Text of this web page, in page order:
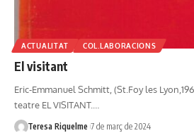
ACTUALITAT COL.LABORACIONS
El visitant
Eric-Emmanuel Schmitt, (St.Foy les
teatre EL VISITANT.…
Teresa Riquelme 7 de març de 2024